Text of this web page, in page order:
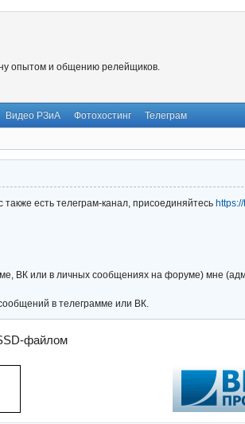
опытом и общению релейщиков.
Видео РЗиА Фотохостинг Телеграм
есть телеграм-канал, присоединяйтесь
ВК или в личных сообщениях на форуме) мне
в телеграмме или ВК.
файлом